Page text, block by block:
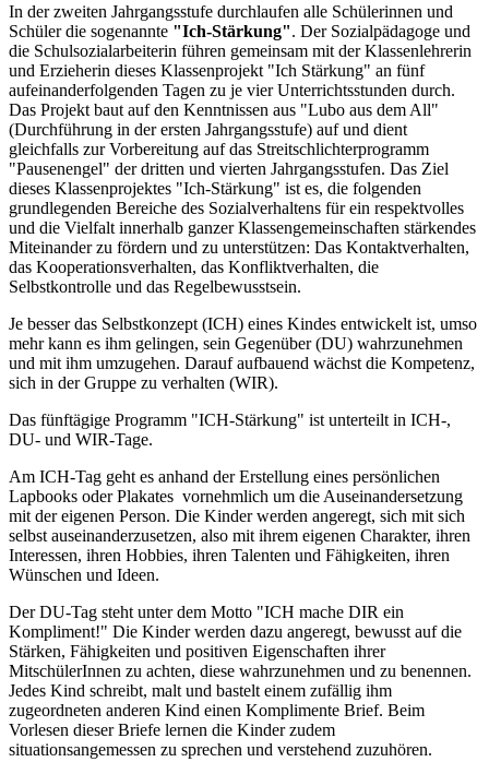
In der zweiten Jahrgangsstufe durchlaufen alle Schülerinnen und
Schüler die sogenannte "Ich-Stärkung". Der Sozialpädagoge und
die Schulsozialarbeiterin führen gemeinsam mit der Klassenlehrerin
und Erzieherin dieses Klassenprojekt "Ich Stärkung" an fünf
aufeinanderfolgenden Tagen zu je vier Unterrichtsstunden durch.
Das Projekt baut auf den Kenntnissen aus "Lubo aus dem All"
(Durchführung in der ersten Jahrgangsstufe) auf und dient
gleichfalls zur Vorbereitung auf das Streitschlichterprogramm
"Pausenengel" der dritten und vierten Jahrgangsstufen. Das Ziel
dieses Klassenprojektes "Ich-Stärkung" ist es, die folgenden
grundlegenden Bereiche des Sozialverhaltens für ein respektvolles
und die Vielfalt innerhalb ganzer Klassengemeinschaften stärkendes
Miteinander zu fördern und zu unterstützen: Das Kontaktverhalten,
das Kooperationsverhalten, das Konfliktverhalten, die
Selbstkontrolle und das Regelbewusstsein.
Je besser das Selbstkonzept (ICH) eines Kindes entwickelt ist, umso
mehr kann es ihm gelingen, sein Gegenüber (DU) wahrzunehmen
und mit ihm umzugehen. Darauf aufbauend wächst die Kompetenz,
sich in der Gruppe zu verhalten (WIR).
Das fünftägige Programm "ICH-Stärkung" ist unterteilt in ICH-,
DU- und WIR-Tage.
Am ICH-Tag geht es anhand der Erstellung eines persönlichen
Lapbooks oder Plakates vornehmlich um die Auseinandersetzung
mit der eigenen Person. Die Kinder werden angeregt, sich mit sich
selbst auseinanderzusetzen, also mit ihrem eigenen Charakter, ihren
Interessen, ihren Hobbies, ihren Talenten und Fähigkeiten, ihren
Wünschen und Ideen.
Der DU-Tag steht unter dem Motto "ICH mache DIR ein
Kompliment!" Die Kinder werden dazu angeregt, bewusst auf die
Stärken, Fähigkeiten und positiven Eigenschaften ihrer
MitschülerInnen zu achten, diese wahrzunehmen und zu benennen.
Jedes Kind schreibt, malt und bastelt einem zufällig ihm
zugeordneten anderen Kind einen Komplimente Brief. Beim
Vorlesen dieser Briefe lernen die Kinder zudem
situationsangemessen zu sprechen und verstehend zuzuhören.